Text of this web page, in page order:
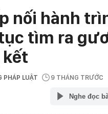
nối hành
tìm ra
kết
PHÁP LUẬT 9 THÁNG TRƯỚC
Nghe đọc